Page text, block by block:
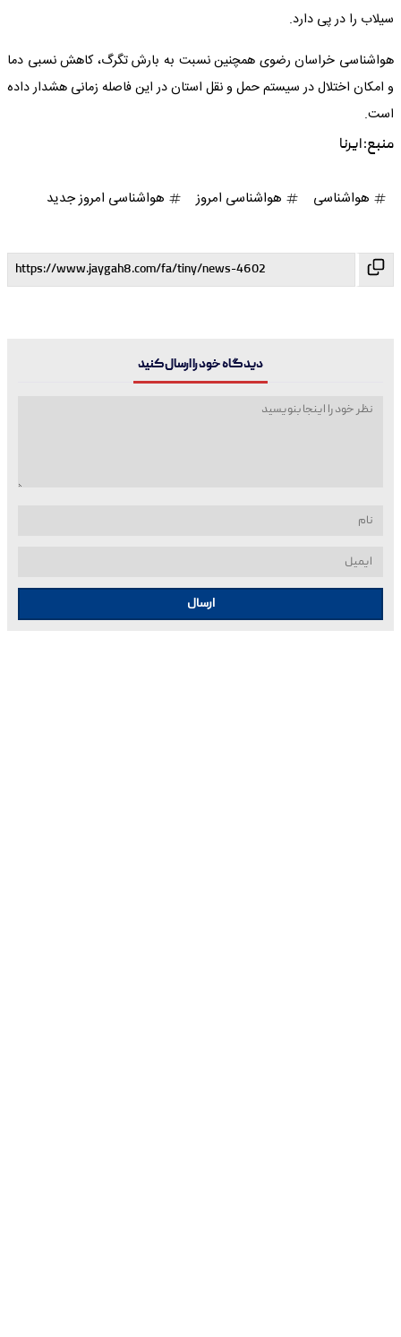
سیلاب را در پی دارد.
هواشناسی خراسان رضوی همچنین نسبت به بارش تگرگ، کاهش نسبی دما
و امکان اختلال در سیستم حمل و نقل استان در این فاصله زمانی هشدار داده
است.
منبع:ایرنا
هواشناسی هواشناسی امروز هواشناسی امروز جدید
دیدگاه خود را ارسال کنید
ارسال